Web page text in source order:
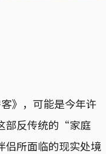
》，可能是今年许
部反传统的“家庭
所面临的现实处境